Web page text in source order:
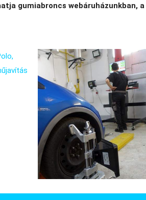
gumiabroncs webáruházunkban, a